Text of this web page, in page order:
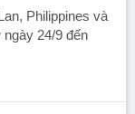
Philippines và
ngày 24/9 đến